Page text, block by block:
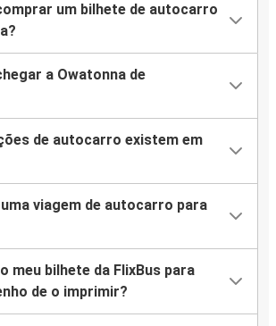
um bilhete de autocarro
a Owatonna de
de autocarro existem em
viagem de autocarro para
meu bilhete da FlixBus para
de o imprimir?